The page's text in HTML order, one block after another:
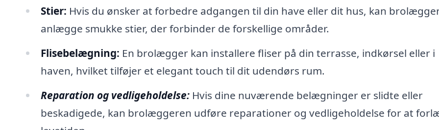
Stier: Hvis du ønsker at forbedre adgangen til din have eller dit hus, kan
anlægge smukke stier, der forbinder de forskellige områder.
Flisebelægning: En brolægger kan installere fliser på din terrasse, indkørsel eller i
haven, hvilket tilføjer et elegant touch til dit udendørs rum.
Reparation og vedligeholdelse:Hvis dine nuværende belægninger er slidte eller
beskadigede, kan brolæggeren udføre reparationer og vedligeholdelse for at